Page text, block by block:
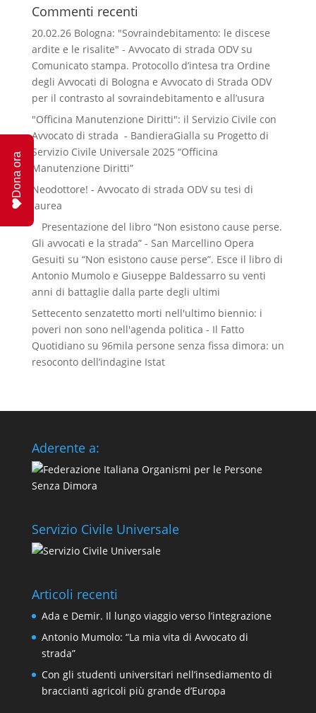
Commenti recenti
20.02.26 Bologna: "Sovraindebitamento: le discese
ardite e le risalite" - Avvocato di strada ODVsu
Comunicato stampa. Protocollo d’intesa tra Ordine
degli Avvocati di Bologna e Avvocato di Strada ODV
per il contrasto al sovraindebitamento e all’usura
"Officina Manutenzione Diritti": il Servizio Civile con
Avvocato di strada - BandieraGialla su Progetto di
Servizio Civile Universale 2025 “Officina
Manutenzione Diritti”
Neodottore! - Avvocato di strada ODVsu tesi di
laurea
Presentazione del libro “Non esistono cause perse.
Gli avvocati e la strada” - San Marcellino Opera
Gesuiti su “Non esistono cause perse”. Esce il libro di
Antonio Mumolo e Giuseppe Baldessarro su venti
anni di battaglie dalla parte degli ultimi
Settecento senzatetto morti nell'ultimo biennio: i
poveri non sono nell'agenda politica - Il Fatto
Quotidianosu 96mila persone senza fissa dimora: un
resoconto dell’indagine Istat
Aderente a:
Servizio Civile Universale
Articoli recenti
Ada e Demir. Il lungo viaggio verso l’integrazione
Antonio Mumolo: “La mia vita di Avvocato di
strada”
Con gli studenti universitari nell’insediamento di
braccianti agricoli più grande d’Europa
Dona ora